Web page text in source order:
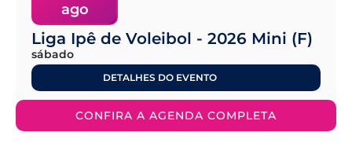
ago
Liga Ipê de Voleibol - 2026 Mini (F)
sábado
DETALHES DO EVENTO
CONFIRA A AGENDA COMPLETA